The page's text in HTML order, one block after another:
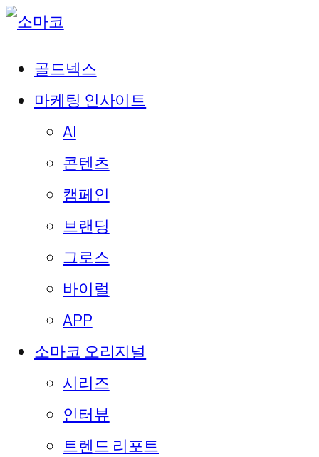
골드넥스
마케팅 인사이트
AI
콘텐츠
캠페인
브랜딩
그로스
바이럴
APP
소마코 오리지널
시리즈
인터뷰
트렌드 리포트